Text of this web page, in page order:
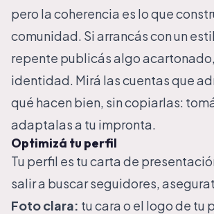
pero la coherencia es lo que
comunidad. Si arrancás con un
repente publicás algo
identidad. Mirá las cuentas que
qué hacen bien, sin copiarlas:
adaptalas a tu impronta.
Optimizá tu perfil
Tu perfil es tu carta de
salir a buscar seguidores,
Foto clara: tu cara o el logo de tu